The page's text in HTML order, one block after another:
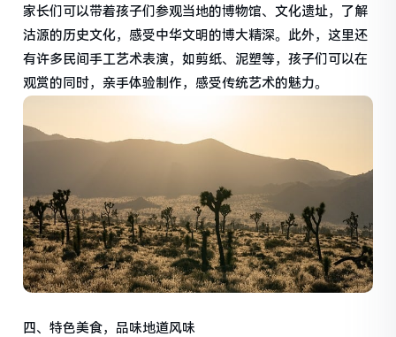
家长们可以带着孩子们参观当地的博物馆、文化遗址，了解
沽源的历史文化，感受中华文明的博大精深。此外，这里还
有许多民间手工艺术表演，如剪纸、泥塑等，孩子们可以在
观赏的同时，亲手体验制作，感受传统艺术的魅力。
四、特色美食，品味地道风味